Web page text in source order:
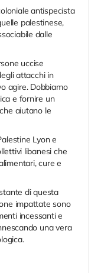
antispecista
palestinese,
dalle
uccise
attacchi in
agire. Dobbiamo
e fornire un
aiutano le
Lyon e
libanesi che
cure e
di questa
impattate sono
incessanti e
una vera